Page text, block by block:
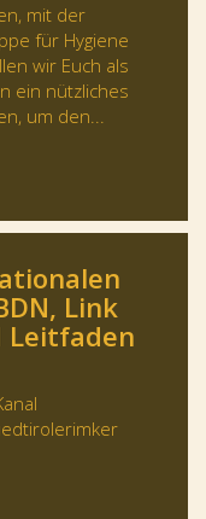
mit der
für Hygiene
wir Euch als
ein nützliches
um den...
Link
Leitfaden